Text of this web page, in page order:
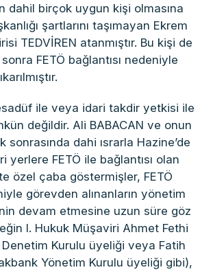
dahil birçok uygun kişi olmasına
şartlarını taşımayan Ekrem
TEDVİREN atanmıştır. Bu kişi de
FETÖ bağlantısı nedeniyle
ile veya idari takdir yetkisi ile
değildir. Ali BABACAN ve onun
sonrasında dahi ısrarla Hazine’de
yerlere FETÖ ile bağlantısı olan
özel çaba göstermişler, FETÖ
görevden alınanların yönetim
devam etmesine uzun süre göz
I. Hukuk Müşaviri Ahmet Fethi
Denetim Kurulu üyeliği veya Fatih
Yönetim Kurulu üyeliği gibi),